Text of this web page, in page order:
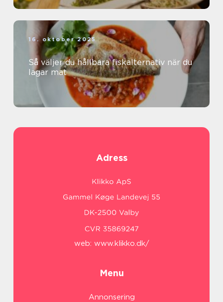
16. oktober 2025
Så väljer du hållbara fiskalternativ när du
lagar mat
Adress
web: www.klikko.dk/
Menu
Annonsering